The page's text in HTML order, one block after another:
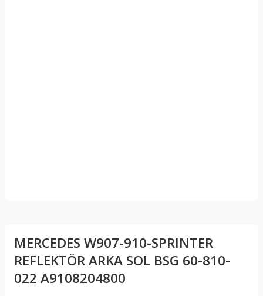
MERCEDES W907-910-SPRINTER
REFLEKTÖR ARKA SOL BSG 60-810-
022 A9108204800